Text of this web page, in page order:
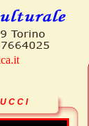
C C I